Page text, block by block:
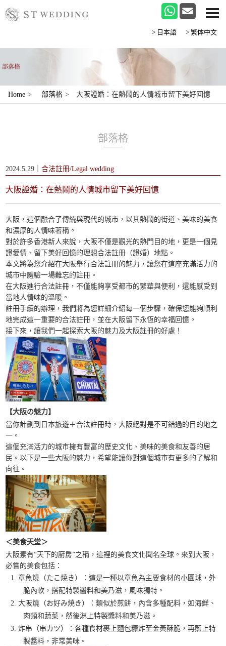
>日本語 >繁体中文
Home > 部落格 > 大阪證婚：在熱鬧的人情城市留下美好回憶
部落格
2024.5.29｜合法註冊/Legal wedding
大阪證婚：在熱鬧的人情城市留下美好回憶
大阪，這個融合了傳統與現代的城市，以其熱鬧的街道、美味的美食
和濃厚的人情味著稱。
對於許多香港新人來說，大阪不僅是觀光的熱門目的地，更是一個見
證愛情、留下美好回憶的理想合法註冊（證婚）地點。
本文將為您介紹在大阪舉行合法註冊的魅力，讓您在這座充滿活力的
城市中體驗一場難忘的註冊。
在大阪進行合法註冊，不僅能夠享受都市的繁華與便利，還能感受到
當地人情味的溫暖。
註冊手續的辦理，我們將為您詳細介紹每一個步驟，確保您能夠順利
地完成這一重要的合法註冊，並在大阪留下永恆的幸福回憶。
接下來，讓我們一起探索大阪的魅力及大阪註冊的好處！
【大阪の魅力】
當你計劃到日本旅遊＋合法註冊時，大阪絕對是不可錯過的目的地之
一。
這個充滿活力的城市擁有豐富的歷史文化、美味的美食和友善的居
民。以下是一些大阪的魅力，希望能讓你對這個城市有更多的了解和
向往。
＜美食天堂＞
大阪素有“天下的廚房”之稱，這裡的美食文化聞名全球。來到大阪，
必嘗的美食包括：
章魚燒（たこ焼き）：這是一種以章魚為主要食材的小圓球，外
脆內軟，搭配特製醬料和美乃滋，風味獨特。
大阪燒（お好み焼き）：類似於煎餅，內含多種配料，如海鮮、
肉類和蔬菜，然後淋上特製醬料和美乃滋。
炸串（串カツ）：各種食材裹上麵包糠炸至金黃酥脆，再蘸上特
製醬料，非常美味。